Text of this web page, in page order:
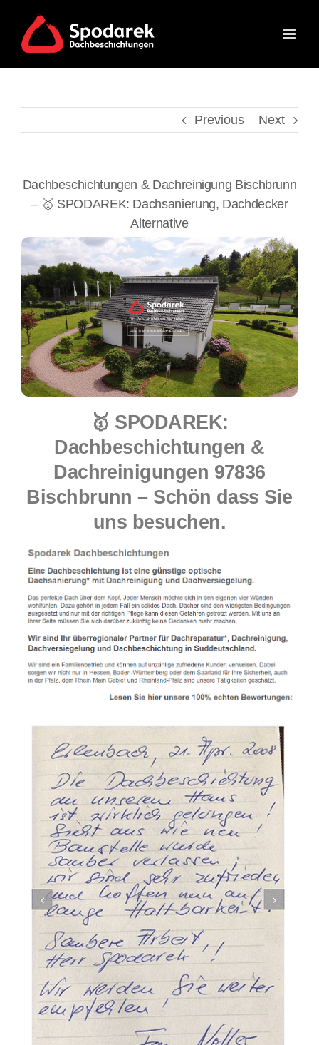
content
Previous Next
Dachbeschichtungen & Dachreinigung Bischbrunn
– 🥇 SPODAREK: Dachsanierung, Dachdecker
Alternative
🥇 SPODAREK:
Dachbeschichtungen &
Dachreinigungen 97836
Bischbrunn – Schön dass Sie
uns besuchen.